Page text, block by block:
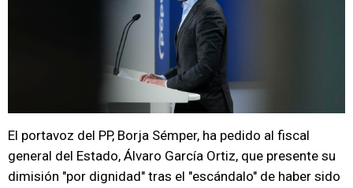
El portavoz del PP, Borja Sémper, ha pedido al fiscal
general del Estado, Álvaro García Ortiz, que presente su
dimisión "por dignidad" tras el "escándalo" de haber sido